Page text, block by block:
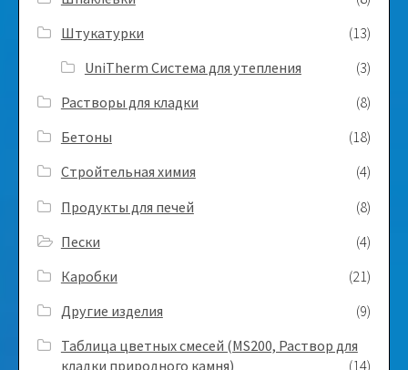
Штукатурки
(13)
UniTherm Система для утепления
(3)
Растворы для кладки
(8)
Бетоны
(18)
Стройтельная химия
(4)
Продукты для печей
(8)
Пески
(4)
Каробки
(21)
Другие изделия
(9)
Таблица цветных смесей (MS200, Раствор для
кладки природного камня)
(14)